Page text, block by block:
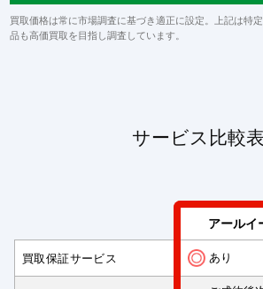
買取価格は常に市場調査に基づき適正に設定。上記は特
品も高価買取を目指し調査しています。
サービス比較表
アールイ
買取保証サービス あり